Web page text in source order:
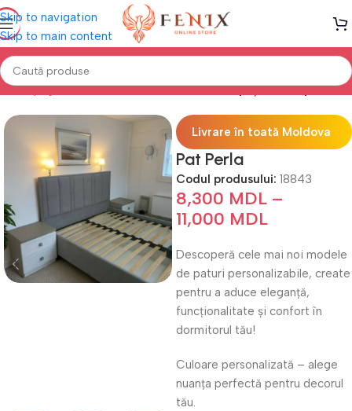
Skip to navigation
Skip to main content
Prima pagină Mobilă DORMITOR Paturi cu Spațiu de Depozitare
Livrare în toată Moldova
Pat Perla
Codul produsului: 18843
8,300 MDL –
11,000 MDL
Descoperă cele mai noi modele
de paturi personalizabile, create
pentru a aduce eleganță,
funcționalitate și confort în
dormitorul tău!
Culoare personalizată – alege
nuanța perfectă pentru decorul
tău.